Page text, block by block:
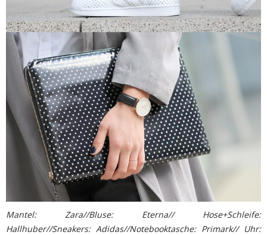
Mantel: Zara//Bluse: Eterna// Hose+Schleife:
Hallhuber//Sneakers: Adidas//Notebooktasche: Primark// Uhr: